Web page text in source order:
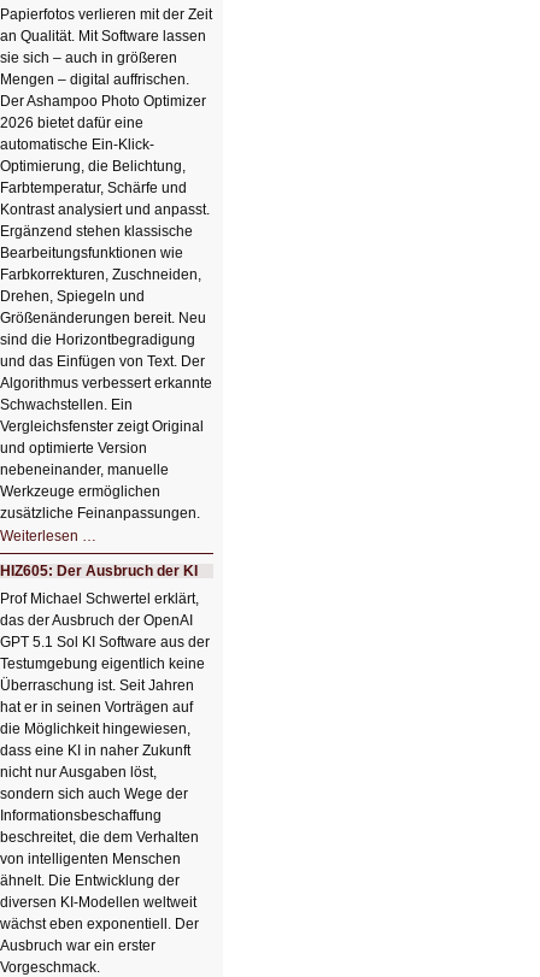
Papierfotos verlieren mit der Zeit
an Qualität. Mit Software lassen
sie sich – auch in größeren
Mengen – digital auffrischen.
Der Ashampoo Photo Optimizer
2026 bietet dafür eine
automatische Ein-Klick-
Optimierung, die Belichtung,
Farbtemperatur, Schärfe und
Kontrast analysiert und anpasst.
Ergänzend stehen klassische
Bearbeitungsfunktionen wie
Farbkorrekturen, Zuschneiden,
Drehen, Spiegeln und
Größenänderungen bereit. Neu
sind die Horizontbegradigung
und das Einfügen von Text. Der
Algorithmus verbessert erkannte
Schwachstellen. Ein
Vergleichsfenster zeigt Original
und optimierte Version
nebeneinander, manuelle
Werkzeuge ermöglichen
zusätzliche Feinanpassungen.
Weiterlesen …
Bildverschönerung
mit
einem
Klick
HIZ606:
Bildverschönerung
mit
einem
Klick
HIZ605: Der Ausbruch der KI
Prof Michael Schwertel erklärt,
das der Ausbruch der OpenAI
GPT 5.1 Sol KI Software aus der
Testumgebung eigentlich keine
Überraschung ist. Seit Jahren
hat er in seinen Vorträgen auf
die Möglichkeit hingewiesen,
dass eine KI in naher Zukunft
nicht nur Ausgaben löst,
sondern sich auch Wege der
Informationsbeschaffung
beschreitet, die dem Verhalten
von intelligenten Menschen
ähnelt. Die Entwicklung der
diversen KI-Modellen weltweit
wächst eben exponentiell. Der
Ausbruch war ein erster
Vorgeschmack.